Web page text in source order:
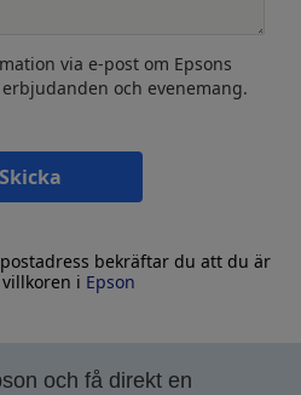
via e-post om Epsons
och evenemang.
Skicka
bekräftar du att du är
i Epson
och få direkt en